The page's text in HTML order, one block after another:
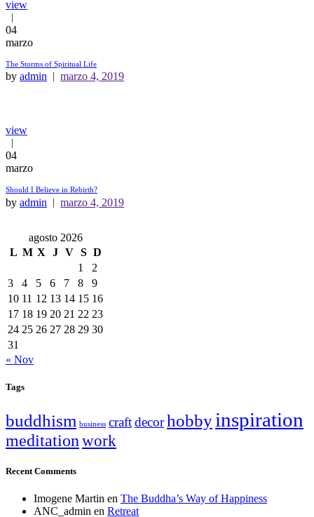
view
04
marzo
The Storms of Spiritual Life
by admin marzo 4, 2019
view
04
marzo
Should I Believe in Rebirth?
by admin marzo 4, 2019
agosto 2026
L M X J V S D
1
2
3
4 5 6 7 8
9
10 11 12 13 14 15 16
17 18 19 20 21 22 23
24 25 26 27 28 29 30
31
« Nov
Tags
buddhism business craftdecorhobbyinspiration
meditation work
Recent Comments
Imogene Martin en The Buddha’s Way of Happiness
ANC_admin en Retreat